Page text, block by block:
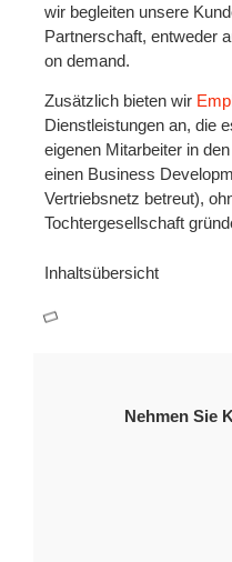
wir begleiten unsere
Partnerschaft, entweder
on demand.
Zusätzlich bieten wir
Dienstleistungen an, die
eigenen Mitarbeiter in
einen Business
Vertriebsnetz betreut),
Tochtergesellschaft
Inhaltsübersicht
Nehmen Sie